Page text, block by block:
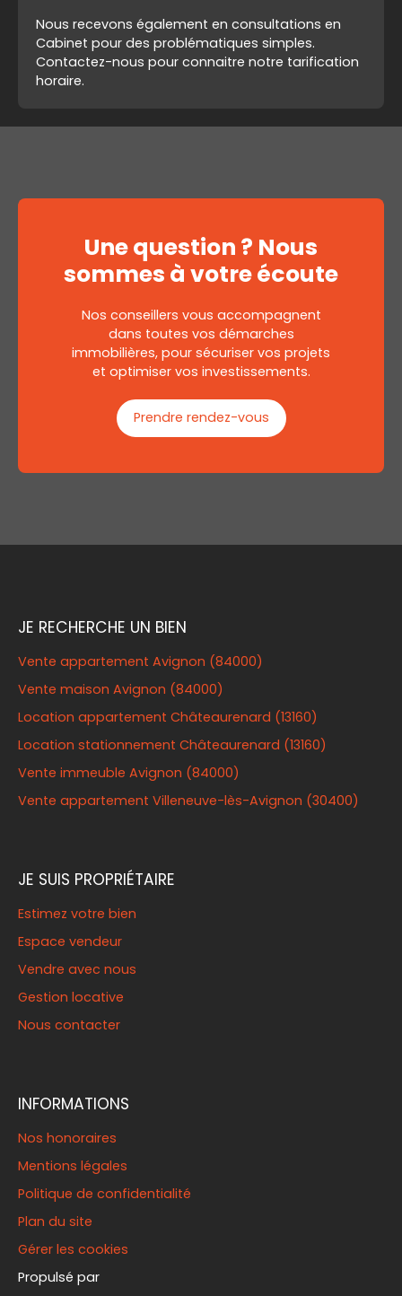
Nous recevons également en consultations en
Cabinet pour des problématiques simples.
Contactez-nous pour connaitre notre tarification
horaire.
Une question ? Nous
sommes à votre écoute
Nos conseillers vous accompagnent
dans toutes vos démarches
immobilières, pour sécuriser vos projets
et optimiser vos investissements.
Prendre rendez-vous
JE RECHERCHE UN BIEN
Vente appartement Avignon (84000)
Vente maison Avignon (84000)
Location appartement Châteaurenard (13160)
Location stationnement Châteaurenard (13160)
Vente immeuble Avignon (84000)
Vente appartement Villeneuve-lès-Avignon (30400)
JE SUIS PROPRIÉTAIRE
Estimez votre bien
Espace vendeur
Vendre avec nous
Gestion locative
Nous contacter
INFORMATIONS
Nos honoraires
Mentions légales
Politique de confidentialité
Plan du site
Gérer les cookies
Propulsé par